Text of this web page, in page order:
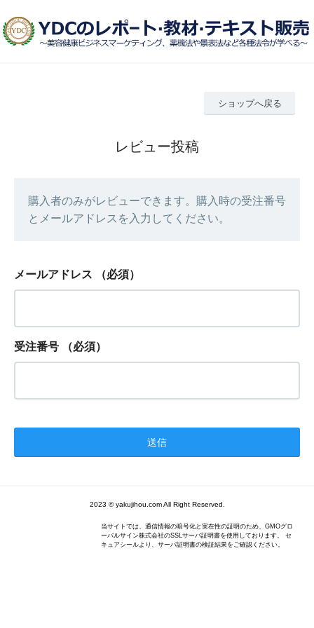
ショップへ戻る
レビュー投稿
購入者のみがレビューできます。購入時の受注番号
とメールアドレスを入力してください。
メールアドレス （必須）
受注番号 （必須）
2023 © yakujihou.com All Right Reserved.
当サイトでは、通信情報の暗号化と実在性の証明のため、GMOグロ
ーバルサイン株式会社のSSLサーバ証明書を使用しております。 セ
キュアシールより、サーバ証明書の検証結果をご確認ください。